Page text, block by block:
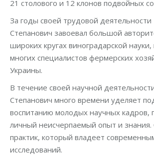
21 столового и 12 клонов подвойных
За годы своей трудовой деятельности
Степанович завоевал большой
широких кругах виноградарской
многих специалистов фермерских
Украины.
В течение своей научной
Степанович много времени уделяет
воспитанию молодых научных кадров,
личный неисчерпаемый опыт и
практик, который владеет
исследований.